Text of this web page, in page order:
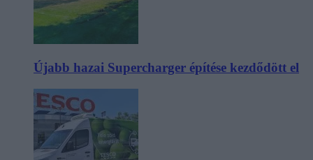
Újabb hazai Supercharger építése kezdődött el